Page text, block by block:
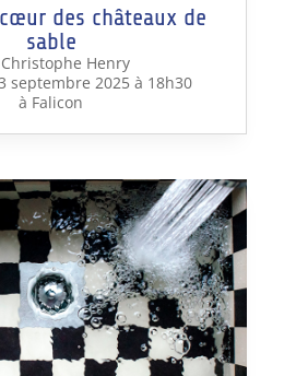
des châteaux de
sable
Henry
septembre 2025 à 18h30
à Falicon